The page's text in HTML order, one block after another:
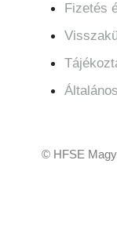
Fizetés
© HFSE